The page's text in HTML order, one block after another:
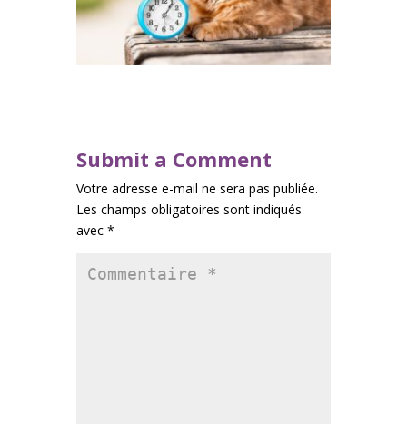
Submit a Comment
Votre adresse e-mail ne sera pas publiée.
Les champs obligatoires sont indiqués
avec *